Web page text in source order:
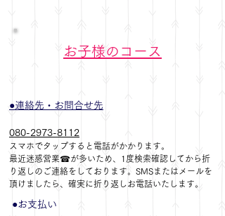
お子様のコース
●連絡先・お問合せ先
080-2973-8112​
スマホでタップすると電話がかかります。
最近迷惑営業☎が多いため、1度検索確認してから折
り返しのご連絡をしております。SMSまたはメールを
頂けましたら、確実に折り返しお電話いたします。
●​お支払い